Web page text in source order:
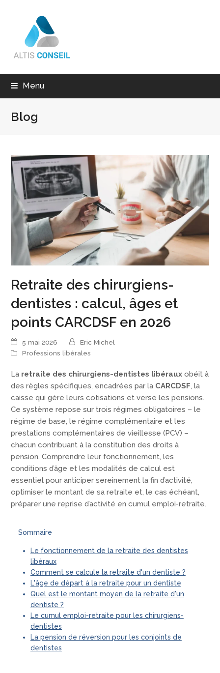
Menu
Blog
Retraite des chirurgiens-
dentistes : calcul, âges et
points CARCDSF en 2026
5 mai 2026
Eric Michel
Professions libérales
La retraite des chirurgiens-dentistes libéraux obéit à
des règles spécifiques, encadrées par la CARCDSF, la
caisse qui gère leurs cotisations et verse les pensions.
Ce système repose sur trois régimes obligatoires – le
régime de base, le régime complémentaire et les
prestations complémentaires de vieillesse (PCV) –
chacun contribuant à la constitution des droits à
pension. Comprendre leur fonctionnement, les
conditions d’âge et les modalités de calcul est
essentiel pour anticiper sereinement la fin d’activité,
optimiser le montant de sa retraite et, le cas échéant,
préparer une reprise d’activité en cumul emploi-retraite.
Sommaire
Le fonctionnement de la retraite des dentistes
libéraux
Comment se calcule la retraite d'un dentiste ?
L'âge de départ à la retraite pour un dentiste
Quel est le montant moyen de la retraite d'un
dentiste ?
Le cumul emploi-retraite pour les chirurgiens-
dentistes
La pension de réversion pour les conjoints de
dentistes